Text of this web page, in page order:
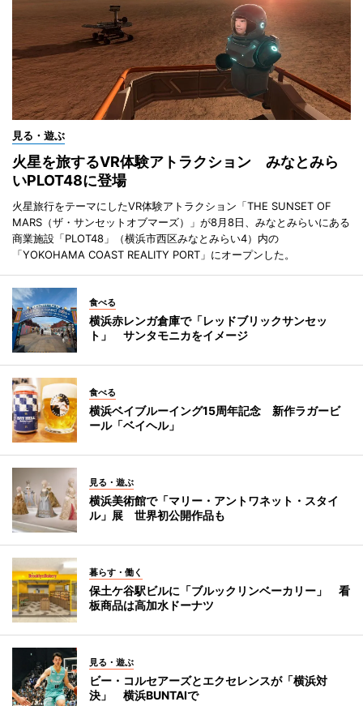
見る・遊ぶ
火星を旅するVR体験アトラクション みなとみら
いPLOT48に登場
火星旅行をテーマにしたVR体験アトラクション「THE SUNSET OF
MARS（ザ・サンセットオブマーズ）」が8月8日、みなとみらいにある
商業施設「PLOT48」（横浜市西区みなとみらい4）内の
「YOKOHAMA COAST REALITY PORT」にオープンした。
食べる
横浜赤レンガ倉庫で「レッドブリックサンセッ
ト」 サンタモニカをイメージ
食べる
横浜ベイブルーイング15周年記念 新作ラガービ
ール「ベイヘル」
見る・遊ぶ
横浜美術館で「マリー・アントワネット・スタイ
ル」展 世界初公開作品も
暮らす・働く
保土ケ谷駅ビルに「ブルックリンベーカリー」 看
板商品は高加水ドーナツ
見る・遊ぶ
ビー・コルセアーズとエクセレンスが「横浜対
決」 横浜BUNTAIで